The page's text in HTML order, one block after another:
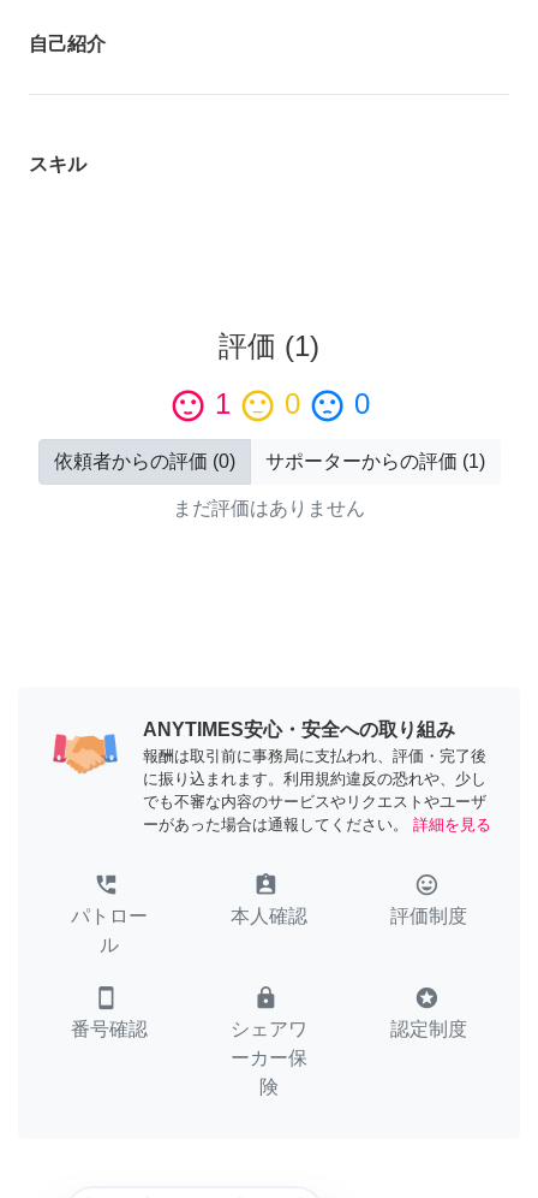
自己紹介
スキル
評価 (1)
sentiment_satisfied 1 sentiment_neutral 0 sentiment_dissatisfied 0
依頼者からの評価 (0) サポーターからの評価 (1)
まだ評価はありません
ANYTIMES安心・安全への取り組み
報酬は取引前に事務局に支払われ、評価・完了後
に振り込まれます。利用規約違反の恐れや、少し
でも不審な内容のサービスやリクエストやユーザ
ーがあった場合は通報してください。
詳細を見る
perm_phone_msg
パトロー
ル
assignment_ind
本人確認
tag_faces
評価制度
smartphone
番号確認
lock
シェアワ
ーカー保
険
stars
認定制度